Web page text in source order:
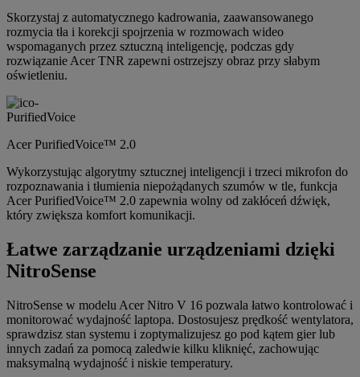
Skorzystaj z automatycznego kadrowania, zaawansowanego
rozmycia tła i korekcji spojrzenia w rozmowach wideo
wspomaganych przez sztuczną inteligencję, podczas gdy
rozwiązanie Acer TNR zapewni ostrzejszy obraz przy słabym
oświetleniu.
Acer PurifiedVoice™ 2.0
Wykorzystując algorytmy sztucznej inteligencji i trzeci mikrofon do
rozpoznawania i tłumienia niepożądanych szumów w tle, funkcja
Acer PurifiedVoice™ 2.0 zapewnia wolny od zakłóceń dźwięk,
który zwiększa komfort komunikacji.
Łatwe zarządzanie urządzeniami dzięki
NitroSense
NitroSense w modelu Acer Nitro V 16 pozwala łatwo kontrolować i
monitorować wydajność laptopa. Dostosujesz prędkość wentylatora,
sprawdzisz stan systemu i zoptymalizujesz go pod kątem gier lub
innych zadań za pomocą zaledwie kilku kliknięć, zachowując
maksymalną wydajność i niskie temperatury.